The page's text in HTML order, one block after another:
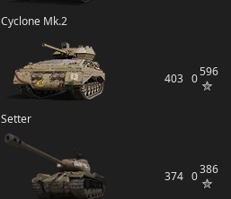
Cyclone Mk.2
Setter
403 0596
374 0386